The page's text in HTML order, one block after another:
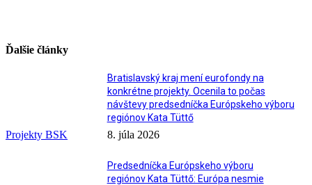
Ďalšie články
Projekty BSK
Bratislavský kraj mení eurofondy na
konkrétne projekty. Ocenila to počas
návštevy predsedníčka Európskeho výboru
regiónov Kata Tüttő
8. júla 2026
Predsedníčka Európskeho výboru
regiónov Kata Tüttő: Európa nesmie